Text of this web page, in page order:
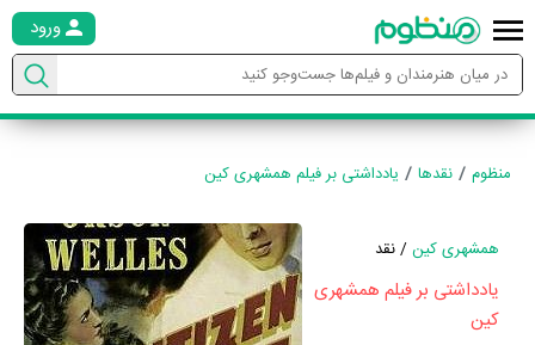
ورود
منظوم نقدها یادداشتی بر فیلم همشهری کین
همشهری کین/ نقد
یادداشتی بر فیلم همشهری
کین